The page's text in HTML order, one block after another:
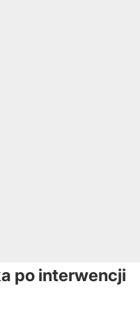
po interwencji